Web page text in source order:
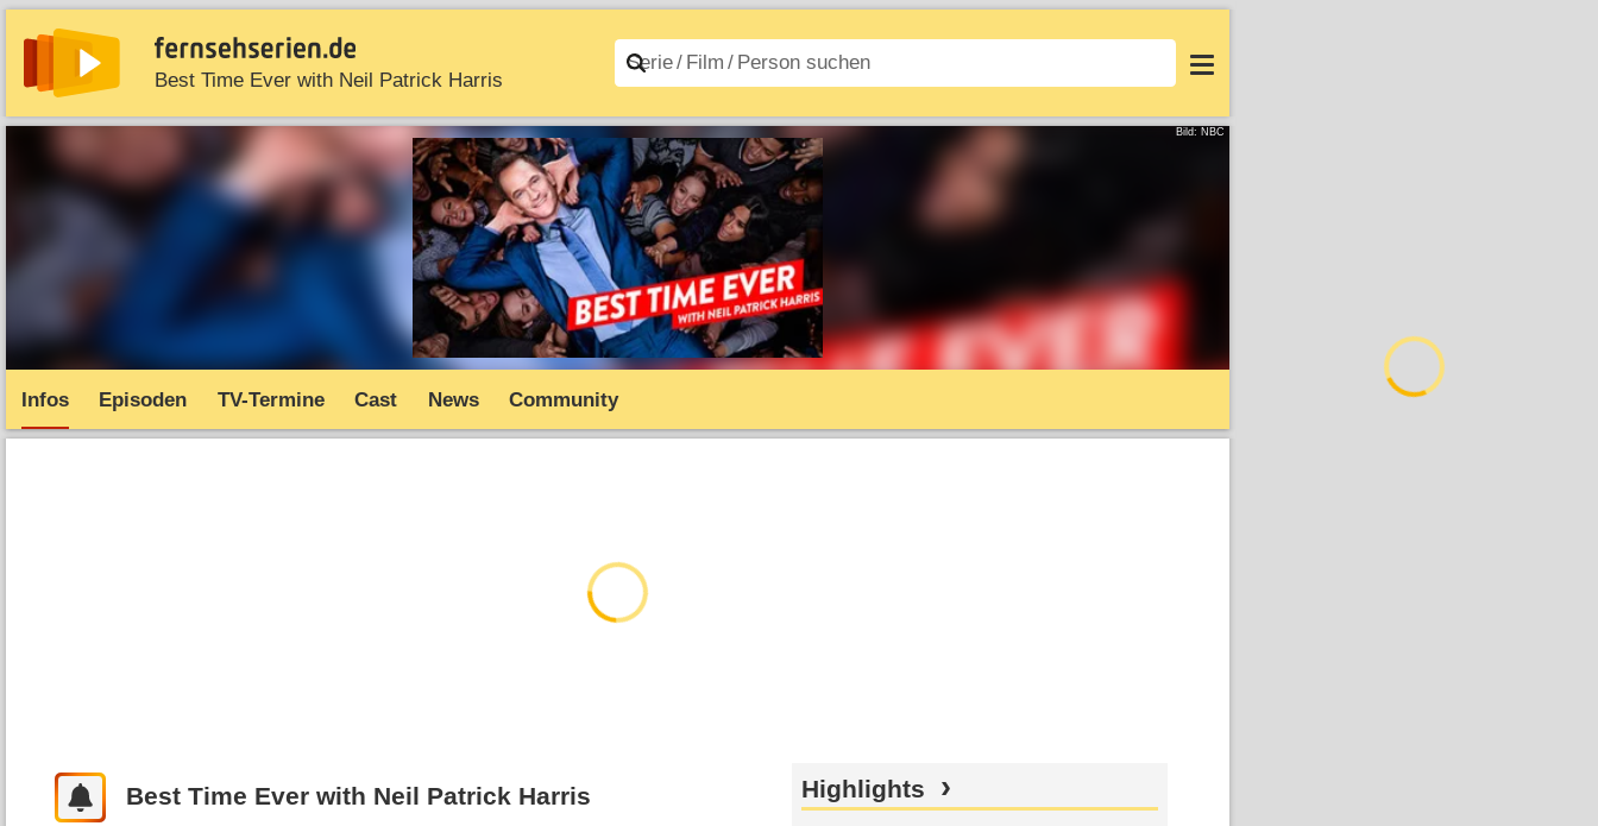
Best Time Ever with Neil Patrick Harris
News Entdecken Streaming TV-Starts Serien A–Z Filme A–Z Login
Bild: NBC
Infos Episoden TV-Termine Cast News Community
Best Time Ever with Neil Patrick Harris Highlights